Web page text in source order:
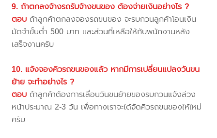
9. ถ้าตกลงจ้างรถรับจ้างขนของ ต้องจ่ายเงินอย่างไร ?
ตอบ ถ้าลูกค้าตกลงจองรถขนของ จะรบกวนลูกค้าโอนเงิน
มัดจำขั้นต่ำ 500 บาท และส่วนที่เหลือให้กับพนักงานหลัง
เสร็จงานครับ
10. แจ้งจองคิวรถขนของแล้ว หากมีการเปลี่ยนแปลงวันขน
ย้าย จะทำอย่างไร ?
ตอบ ถ้าลูกค้าต้องการเลื่อนวันขนย้ายของรบกวนแจ้งล่วง
หน้าประมาณ 2-3 วัน เพื่อทางเราจะได้จัดคิวรถขนของให้ใหม่
ครับ